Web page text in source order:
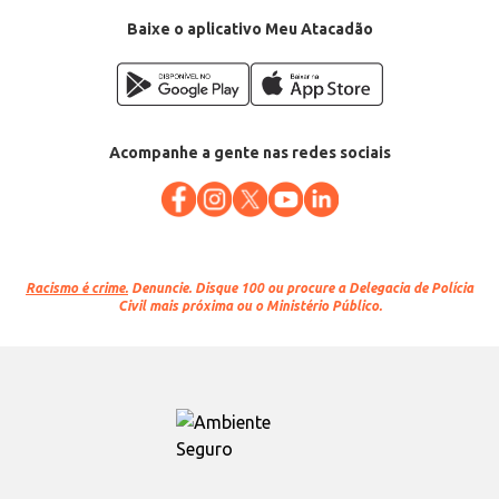
Baixe o aplicativo Meu Atacadão
Acompanhe a gente nas redes sociais
Racismo é crime. Denuncie. Disque 100 ou procure a Delegacia de Polícia
Civil mais próxima ou o Ministério Público.